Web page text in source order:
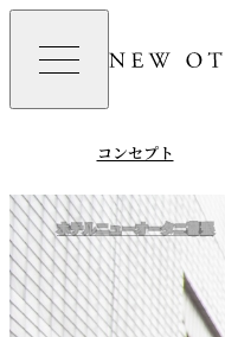
コンセプト
ホテルニューオータニ幕張